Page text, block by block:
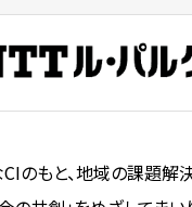
のもと、地域の課題解